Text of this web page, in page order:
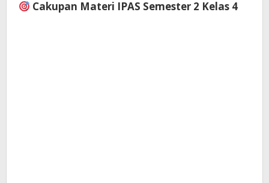
Cakupan Materi IPAS Semester 2 Kelas 4